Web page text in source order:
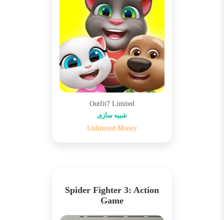
Outfit7 Limited
شبیه سازی
Unlimited Money
Spider Fighter 3: Action
Game